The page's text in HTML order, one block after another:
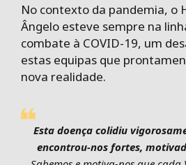
No contexto da pandemia, o
Ângelo esteve sempre na
combate à COVID-19, um
estas equipas que
nova realidade.
Esta doença colidiu
encontrou-nos fortes,